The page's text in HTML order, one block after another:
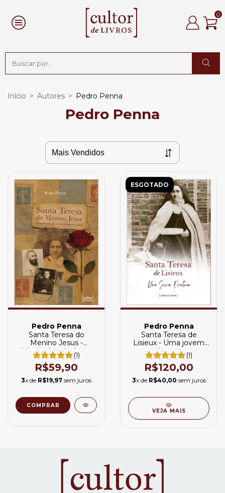
0
Início > Autores > Pedro Penna
Pedro Penna
Pedro Penna
Santa Teresa do
Menino Jesus -
Missionária do Amor
Misericordioso
(1)
R$59,90
3x de R$19,97 sem juros
ESGOTADO
Pedro Penna
Santa Teresa de
Lisieux - Uma jovem
doutora (1)
R$120,00
3x de R$40,00 sem juros
VEJA MAIS